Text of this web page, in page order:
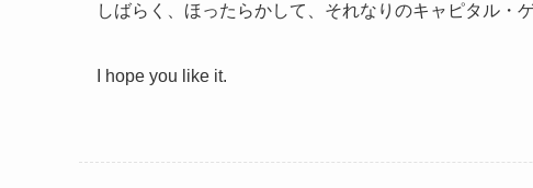
しばらく、ほったらかして、それなりのキャピタル・
I hope you like it.